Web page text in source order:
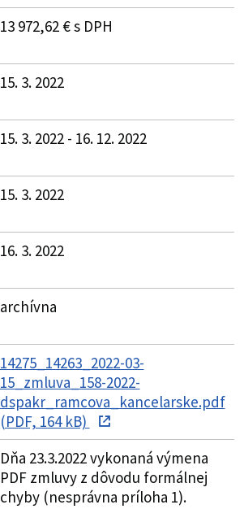
13 972,62 € s DPH
15. 3. 2022
15. 3. 2022 - 16. 12. 2022
15. 3. 2022
16. 3. 2022
archívna
14275_14263_2022-03-
15_zmluva_158-2022-
dspakr_ramcova_kancelarske.pdf
(PDF, 164 kB)
Dňa 23.3.2022 vykonaná výmena
PDF zmluvy z dôvodu formálnej
chyby (nesprávna príloha 1).